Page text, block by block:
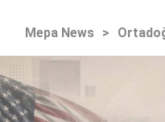
Mepa News >